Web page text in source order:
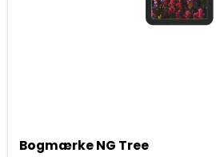
Bogmærke NG Tree